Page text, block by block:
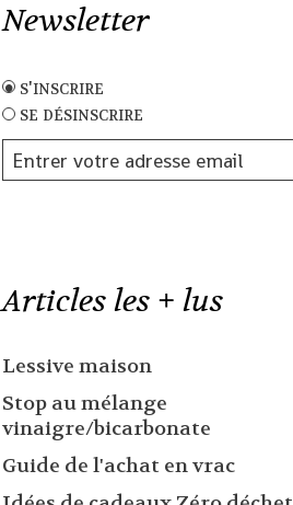
Newsletter
s'inscrire
se désinscrire
Articles les + lus
Lessive maison
Stop au mélange
vinaigre/bicarbonate
Guide de l'achat en vrac